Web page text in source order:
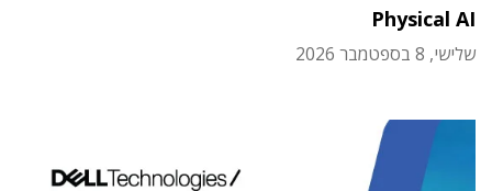
Physical AI
שלישי, 8 בספטמבר 2026